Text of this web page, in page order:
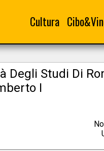
Cultura
Degli Studi Di
I